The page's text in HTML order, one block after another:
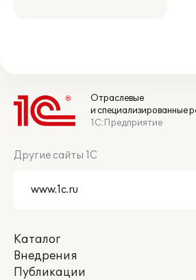
Отраслевые
и специализированные
1С:Предприятие
Другие сайты 1С
Каталог
Внедрения
Публикации